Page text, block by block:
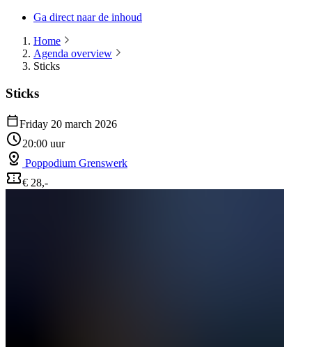
Ga direct naar de inhoud
Home
Agenda overview
Sticks
Sticks
Friday 20 march 2026
20:00 uur
Poppodium Grenswerk
€ 28,-